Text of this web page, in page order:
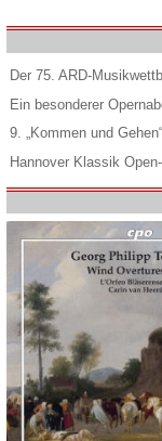
Der 75. ARD-
Ein besonderer
9. „Kommen und
Hannover Klassik